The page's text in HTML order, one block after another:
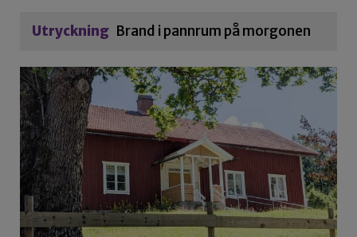
Utryckning Brand i pannrum på morgonen